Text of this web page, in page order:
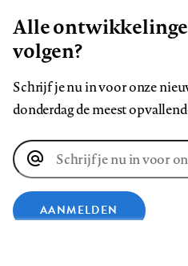
Alle
volgen?
Schrijf je nu in voor onze
donderdag de meest
E-
mailadres
AANMELDEN